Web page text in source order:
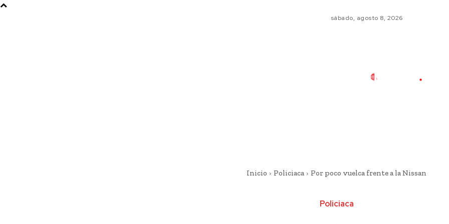
sábado, agosto 8, 2026
Inicio Policiaca Por poco vuelca frente a la Nissan
Policiaca